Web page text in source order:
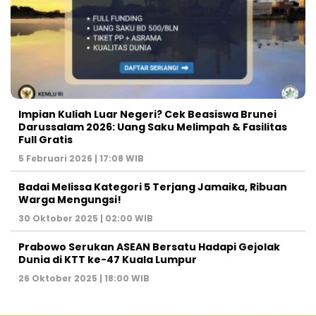
Impian Kuliah Luar Negeri? Cek Beasiswa Brunei
Darussalam 2026: Uang Saku Melimpah & Fasilitas
Full Gratis
5 Februari 2026 | 17:08 WIB
Badai Melissa Kategori 5 Terjang Jamaika, Ribuan
Warga Mengungsi!
30 Oktober 2025 | 02:00 WIB
Prabowo Serukan ASEAN Bersatu Hadapi Gejolak
Dunia di KTT ke-47 Kuala Lumpur
26 Oktober 2025 | 18:00 WIB